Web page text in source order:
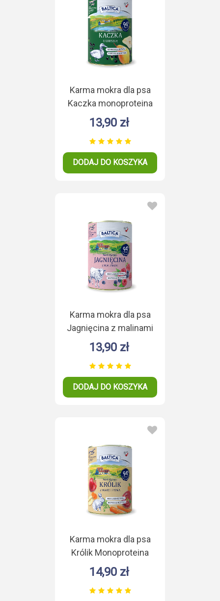
Karma mokra dla psa
Kaczka monoproteina
400g
13,90 zł
DODAJ DO KOSZYKA
Karma mokra dla psa
Jagnięcina z malinami
Monoproteina 400g
13,90 zł
DODAJ DO KOSZYKA
Karma mokra dla psa
Królik Monoproteina
400g
14,90 zł